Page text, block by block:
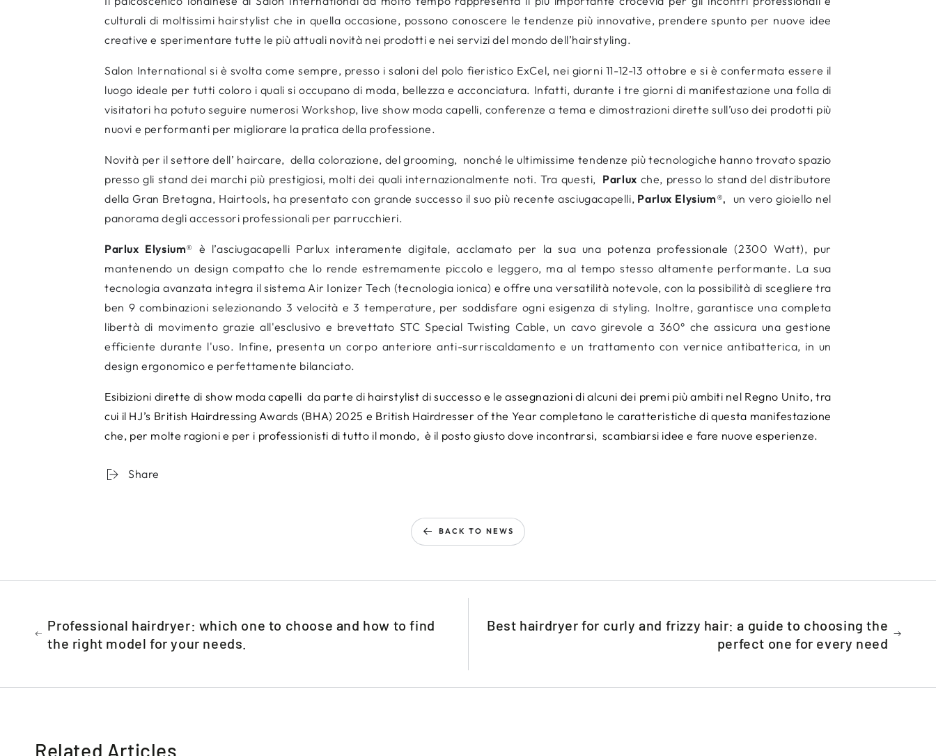
culturali di moltissimi hairstylist che in quella occasione, possono conoscere le tendenze più innovative, prendere spunto per nuove idee
creative e sperimentare tutte le più attuali novità nei prodotti e nei servizi del mondo dell’hairstyling.
Salon International si è svolta come sempre, presso i saloni del polo fieristico ExCel, nei giorni 11-12-13 ottobre e si è confermata essere il
luogo ideale per tutti coloro i quali si occupano di moda, bellezza e acconciatura. Infatti, durante i tre giorni di manifestazione una folla di
visitatori ha potuto seguire numerosi Workshop, live show moda capelli, conferenze a tema e dimostrazioni dirette sull’uso dei prodotti più
nuovi e performanti per migliorare la pratica della professione.
Novità per il settore dell’ haircare, della colorazione, del grooming, nonché le ultimissime tendenze più tecnologiche hanno trovato spazio
presso gli stand dei marchi più prestigiosi, molti dei quali internazionalmente noti. Tra questi, Parlux che, presso lo stand del distributore
della Gran Bretagna, Hairtools, ha presentato con grande successo il suo più recente asciugacapelli, Parlux Elysium®,
un vero gioiello nel
panorama degli accessori professionali per parrucchieri.
Parlux Elysium® è l’asciugacapelli Parlux interamente digitale, acclamato per la sua una potenza professionale (2300 Watt), pur
mantenendo un design compatto che lo rende estremamente piccolo e leggero, ma al tempo stesso altamente performante. La sua
tecnologia avanzata integra il sistema Air Ionizer Tech (tecnologia ionica) e offre una versatilità notevole, con la possibilità di scegliere tra
ben 9 combinazioni selezionando 3 velocità e 3 temperature, per soddisfare ogni esigenza di styling. Inoltre, garantisce una completa
libertà di movimento grazie all'esclusivo e brevettato STC Special Twisting Cable, un cavo girevole a 360° che assicura una gestione
efficiente durante l'uso. Infine, presenta un corpo anteriore anti-surriscaldamento e un trattamento con vernice antibatterica, in un
design ergonomico e perfettamente bilanciato.
Esibizioni dirette di show moda capelli da parte di hairstylist di successo e le assegnazioni di alcuni dei premi più ambiti nel Regno Unito, tra
cui il HJ’s British Hairdressing Awards (BHA) 2025 e British Hairdresser of the Year completano le caratteristiche di questa manifestazione
che, per molte ragioni e per i professionisti di tutto il mondo, è il posto giusto dove incontrarsi, scambiarsi idee e fare nuove esperienze.
Share
BACK TO NEWS
Professional hairdryer: which one to choose and how to find
the right model for your needs.
Best hairdryer for curly and frizzy hair: a guide to choosing the
perfect one for every need
Related Articles